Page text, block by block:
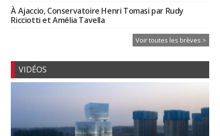
À Ajaccio, Conservatoire Henri Tomasi par Rudy
Ricciotti et Amélia Tavella
Voir toutes les brèves >
VIDÉOS